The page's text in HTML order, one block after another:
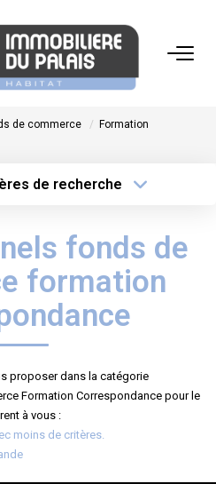
AGENCES
de commerce
Formation
de recherche
Surface minfonds de
formation
proposer dans la catégorie
Formation Correspondance pour le
à vous :
moins de critères.